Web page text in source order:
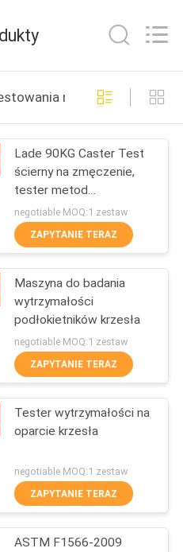
gumy
268
43
mebli
Lade 90KG Caster Test
ścierny na zmęczenie,
tester metod
powierzchni kółek
podłogowych
negotiable MOQ:1 zestaw
ZAPYTANIE TERAZ
Maszyna do badania
wytrzymałości
podłokietników krzesła
negotiable MOQ:1 zestaw
ZAPYTANIE TERAZ
Tester wytrzymałości na
oparcie krzesła
negotiable MOQ:1 zestaw
ZAPYTANIE TERAZ
ASTM F1566-2009